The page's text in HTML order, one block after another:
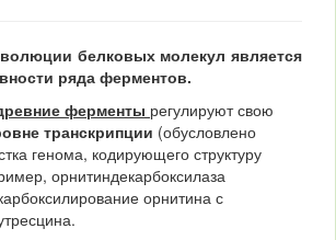
белковых молекул является
ряда ферментов.
ферменты регулируют свою
транскрипции (обусловлено
генома, кодирующего структуру
орнитиндекарбоксилаза
орнитина с